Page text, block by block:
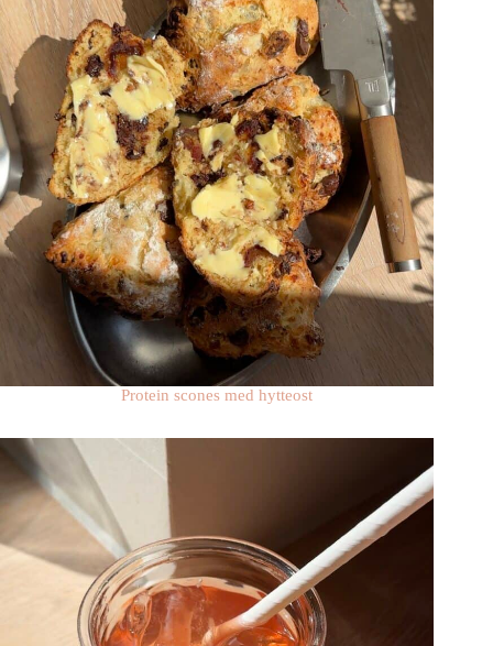
Protein scones med hytteost